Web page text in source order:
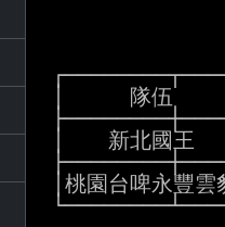
│      隊伍      │
│    新北國王
│桃園台啤永豐雲